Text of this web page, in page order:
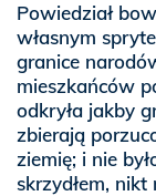
Powiedział
własnym
granice
mieszkańców
odkryła jakby
zbierają
ziemię; i nie
skrzydłem, nikt